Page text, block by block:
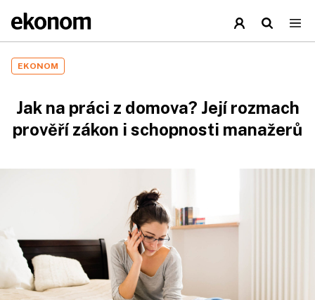
EKONOM
Jak na práci z domova? Její rozmach
prověří zákon i schopnosti manažerů